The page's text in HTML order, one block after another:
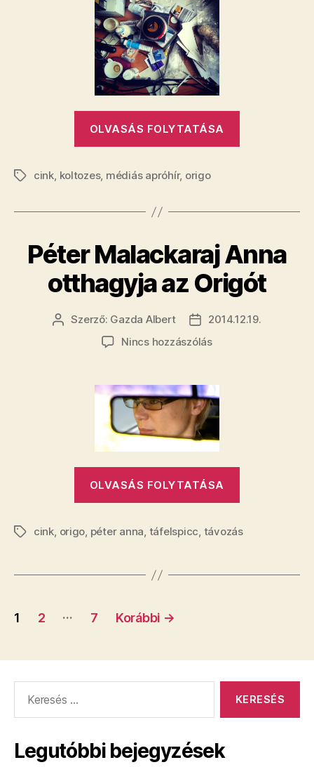
OLVASÁS FOLYTATÁSA
Címkék
cink, koltozes, médiás apróhír, origo
Péter Malackaraj Anna
otthagyja az Origót
Bejegyzés
Szerző: Gazda Albert
Bejegyzés
dátuma
2014.12.19.
Nincs hozzászólása(z)
Anna
otthagyja
az
Origót
bejegyzéshez
OLVASÁS FOLYTATÁSA
otthagyja
Origót”
Címkék
cink, origo, péter anna, táfelspicc, távozás
Bejegyzés
1 2 … 7 Korábbi →
Legutóbbi bejegyzések